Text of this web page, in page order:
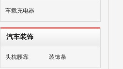
车载充电器
汽车装饰
头枕腰靠 装饰条